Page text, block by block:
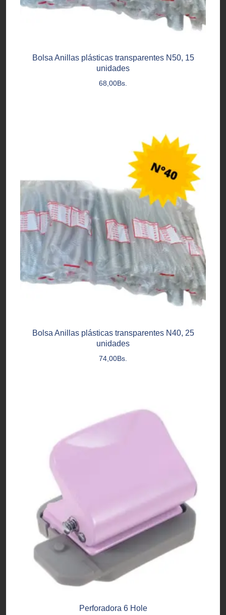
Bolsa Anillas plásticas transparentes N50, 15
unidades
68,00Bs.
Bolsa Anillas plásticas transparentes N40, 25
unidades
74,00Bs.
Perforadora 6 Hole